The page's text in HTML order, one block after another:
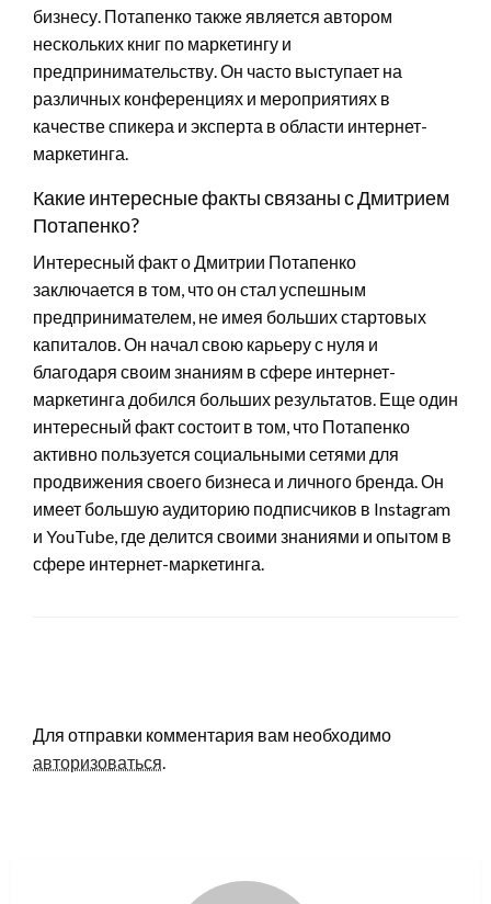
бизнесу. Потапенко также является автором
нескольких книг по маркетингу и
предпринимательству. Он часто выступает на
различных конференциях и мероприятиях в
качестве спикера и эксперта в области интернет-
маркетинга.
Какие интересные факты связаны с Дмитрием
Потапенко?
Интересный факт о Дмитрии Потапенко
заключается в том, что он стал успешным
предпринимателем, не имея больших стартовых
капиталов. Он начал свою карьеру с нуля и
благодаря своим знаниям в сфере интернет-
маркетинга добился больших результатов. Еще один
интересный факт состоит в том, что Потапенко
активно пользуется социальными сетями для
продвижения своего бизнеса и личного бренда. Он
имеет большую аудиторию подписчиков в Instagram
и YouTube, где делится своими знаниями и опытом в
сфере интернет-маркетинга.
Для отправки комментария вам необходимо
авторизоваться.